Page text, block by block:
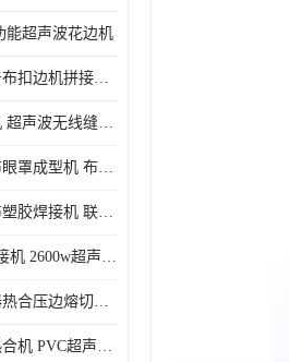
能超声波花边机
滑台软膜广告布扣边机拼接机用于焊接热合拼接作用
编织袋缝合机 超声波无线缝合机 厂家现货供应
全自动无纺布眼罩成型机 布料海绵眼罩热合切边机
超声波无纺布塑胶焊接机 联宇制造
15k超声波焊接机 2600w超声波焊接机 联宇制造
咖啡机过滤器热合压边熔切机 超声波无纺布喷胶棉热合机
焊接超声波热合机 PVC超声波焊接机 无纺布超声波设备